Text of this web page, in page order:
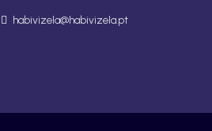
habivizela@habivizela.pt